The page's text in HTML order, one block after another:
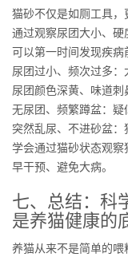
猫砂不仅是如厕工具，
通过观察尿团大小、硬
可以第一时间发现疾病
尿团过小、频次过多：
尿团颜色深黄、味道刺
无尿团、频繁蹲盆：疑
突然乱尿、不进砂盆：
学会通过猫砂状态观察
早干预、避免大病。
七、总结：科
是养猫健康的
养猫从来不是简单的喂